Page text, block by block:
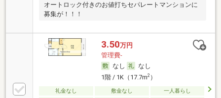
オートロック付きのお値打ちセパレートマンションに
募集が！！！
3.50万円
管理費-
なし
なし
1階 / 1K（17.7m2）
礼金なし 敷金なし
一人暮らし